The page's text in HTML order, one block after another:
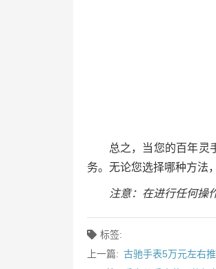
总之，当您的百年灵
务。无论您选择哪种方法
注意：在进行任何操
标签:
上一篇: 古驰手表5万元左右